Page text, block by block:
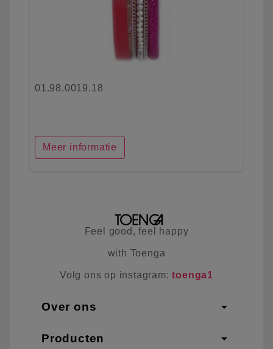
01.98.0019.18
Meer informatie
Feel good, feel happy
with Toenga
Volg ons op instagram:toenga1
Over ons arrow_drop_down
Producten arrow_drop_down